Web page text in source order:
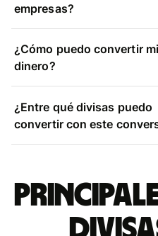
empresas?
¿Cómo puedo convertir mi
dinero?
¿Entre qué divisas puedo
convertir con este